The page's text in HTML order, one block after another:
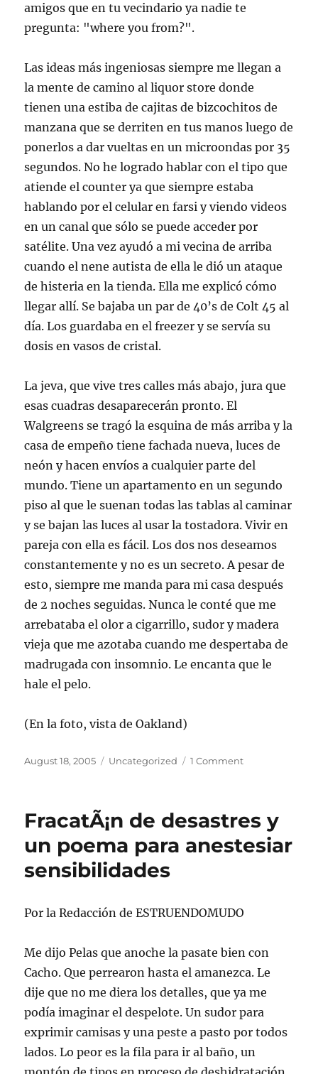
amigos que en tu vecindario ya nadie te
pregunta: "where you from?".
Las ideas más ingeniosas siempre me llegan a
la mente de camino al liquor store donde
tienen una estiba de cajitas de bizcochitos de
manzana que se derriten en tus manos luego de
ponerlos a dar vueltas en un microondas por 35
segundos. No he logrado hablar con el tipo que
atiende el counter ya que siempre estaba
hablando por el celular en farsi y viendo videos
en un canal que sólo se puede acceder por
satélite. Una vez ayudó a mi vecina de arriba
cuando el nene autista de ella le dió un ataque
de histeria en la tienda. Ella me explicó cómo
llegar allí. Se bajaba un par de 40’s de Colt 45 al
día. Los guardaba en el freezer y se servía su
dosis en vasos de cristal.
La jeva, que vive tres calles más abajo, jura que
esas cuadras desaparecerán pronto. El
Walgreens se tragó la esquina de más arriba y la
casa de empeño tiene fachada nueva, luces de
neón y hacen envíos a cualquier parte del
mundo. Tiene un apartamento en un segundo
piso al que le suenan todas las tablas al caminar
y se bajan las luces al usar la tostadora. Vivir en
pareja con ella es fácil. Los dos nos deseamos
constantemente y no es un secreto. A pesar de
esto, siempre me manda para mi casa después
de 2 noches seguidas. Nunca le conté que me
arrebataba el olor a cigarrillo, sudor y madera
vieja que me azotaba cuando me despertaba de
madrugada con insomnio. Le encanta que le
hale el pelo.
(En la foto, vista de Oakland)
Posted
August 18, 2005 Categories
Uncategorized 1 Commenton
una
que
desconocido
FracatÃ¡n de desastres y
un poema para anestesiar
sensibilidades
Por la Redacción de ESTRUENDOMUDO
Me dijo Pelas que anoche la pasate bien con
Cacho. Que perrearon hasta el amanezca. Le
dije que no me diera los detalles, que ya me
podía imaginar el despelote. Un sudor para
exprimir camisas y una peste a pasto por todos
lados. Lo peor es la fila para ir al baño, un